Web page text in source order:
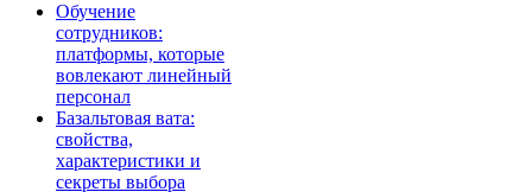
Обучение
сотрудников:
платформы, которые
вовлекают линейный
персонал
Базальтовая вата:
свойства,
характеристики и
секреты выбора